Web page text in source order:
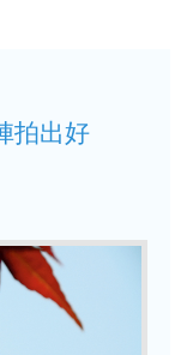
拍出好